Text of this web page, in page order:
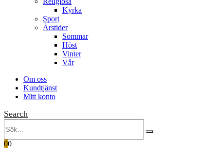
Kyrka
Sport
Årstider
Sommar
Höst
Vinter
Vår
Om oss
Kundtjänst
Mitt konto
Search
00